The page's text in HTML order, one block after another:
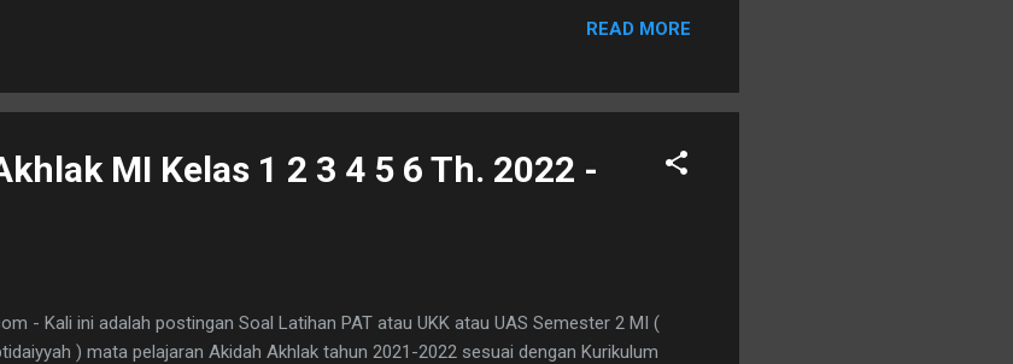
3. C 4. B 5. B 6. B 7. C 8. A 9. D 10. C 11. B 12. D 13. A 14. C 15. A 16. C 17. B 18. B 19.
Berita, dan Isi Berita 2. Judul buku, nama pembuat buku dan logo penerbit 3. a.
READ MORE
MI Kelas 1 2 3 4 5 6 Th. 2022 -
- Kali ini adalah postingan Soal Latihan PAT atau UKK atau UAS Semester 2 MI (
) mata pelajaran Akidah Akhlak tahun 2021-2022 sesuai dengan Kurikulum